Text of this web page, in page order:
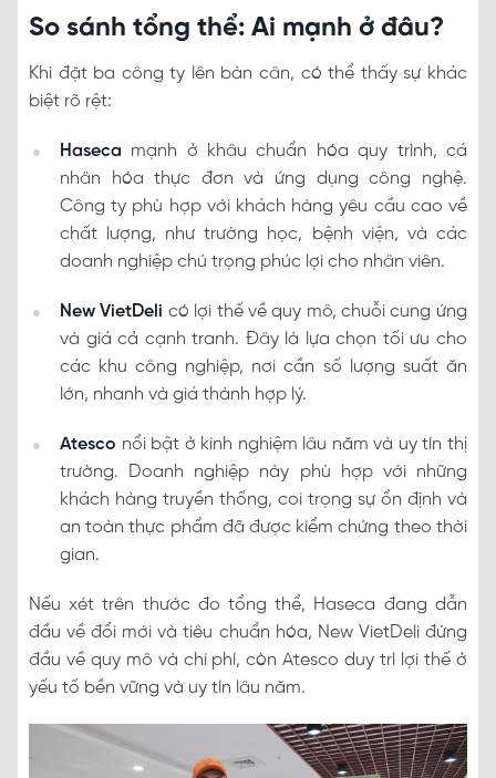
So sánh tổng thể: Ai mạnh ở đâu?
Khi đặt ba công ty lên bàn cân, có thể thấy sự khác
biệt rõ rệt:
Haseca mạnh ở khâu chuẩn hóa quy trình, cá
nhân hóa thực đơn và ứng dụng công nghệ.
Công ty phù hợp với khách hàng yêu cầu cao về
chất lượng, như trường học, bệnh viện, và các
doanh nghiệp chú trọng phúc lợi cho nhân viên.
New VietDeli có lợi thế về quy mô, chuỗi cung ứng
và giá cả cạnh tranh. Đây là lựa chọn tối ưu cho
các khu công nghiệp, nơi cần số lượng suất ăn
lớn, nhanh và giá thành hợp lý.
Atesco nổi bật ở kinh nghiệm lâu năm và uy tín thị
trường. Doanh nghiệp này phù hợp với những
khách hàng truyền thống, coi trọng sự ổn định và
an toàn thực phẩm đã được kiểm chứng theo thời
gian.
Nếu xét trên thước đo tổng thể, Haseca đang dẫn
đầu về đổi mới và tiêu chuẩn hóa, New VietDeli đứng
đầu về quy mô và chi phí, còn Atesco duy trì lợi thế ở
yếu tố bền vững và uy tín lâu năm.